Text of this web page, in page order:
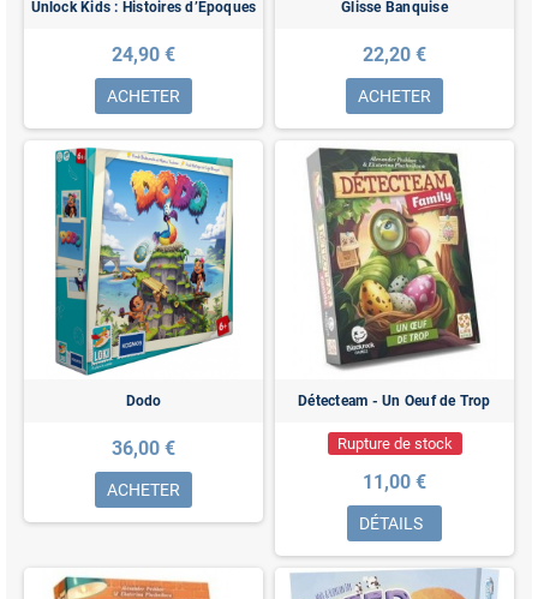
Unlock Kids : Histoires d’Epoques
24,90 €
ACHETER
Glisse Banquise
22,20 €
ACHETER
Dodo
36,00 €
ACHETER
Détecteam - Un Oeuf de Trop
Rupture de stock
11,00 €
DÉTAILS